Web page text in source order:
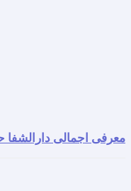
معرفی اجمالی